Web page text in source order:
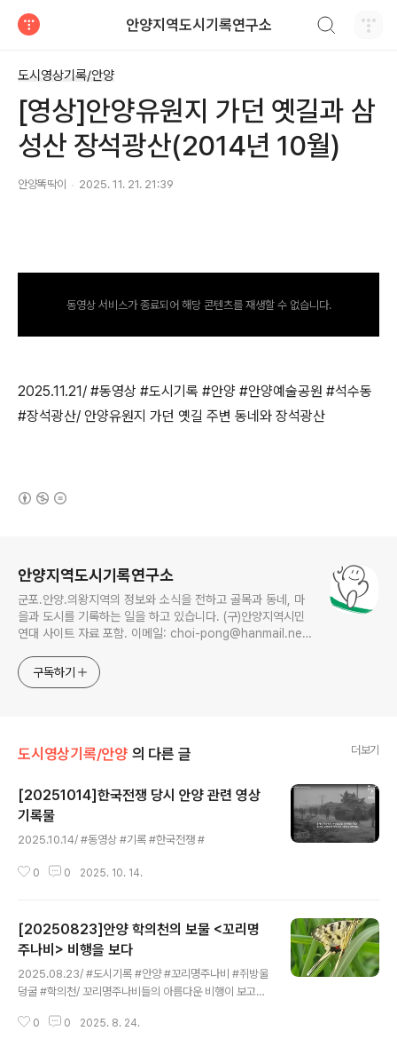
안양지역도시기록연구소
도시영상기록/안양
[영상]안양유원지 가던 옛길과 삼
성산 장석광산(2014년 10월)
안양똑딱이 2025. 11. 21. 21:39
동영상 서비스가 종료되어 해당 콘텐츠를 재생할 수 없습니다.
2025.11.21/ #동영상 #도시기록 #안양 #안양예술공원 #석수동
#장석광산/ 안양유원지 가던 옛길 주변 동네와 장석광산
안양지역도시기록연구소
군포.안양.의왕지역의 정보와 소식을 전하고 골목과 동네, 마
을과 도시를 기록하는 일을 하고 있습니다. (구)안양지역시민
연대 사이트 자료 포함. 이메일: choi-pong@hanmail.net
구독하기
도시영상기록/안양 의 다른 글 더보기
[20251014]한국전쟁 당시 안양 관련 영상
기록물
2025.10.14/ #동영상 #기록 #한국전쟁 #
0 0 2025. 10. 14.
[20250823]안양 학의천의 보물 <꼬리명
주나비> 비행을 보다
2025.08.23/ #도시기록 #안양 #꼬리명주나비 #쥐방울
덩굴 #학의천/ 꼬리명주나비들의 아름다운 비행이 보고파
동 남단 학의천변 흙길 산책로를 천천히 거닐다보니 드디
0 0 2025. 8. 24.